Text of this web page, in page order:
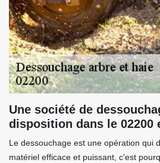
Une société de
disposition dans le 02200
Le dessouchage est une opération qui
matériel efficace et puissant, c'est